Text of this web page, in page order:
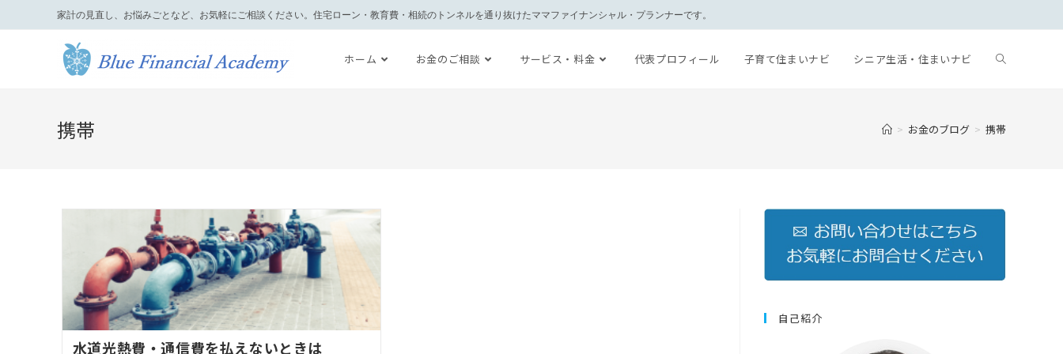
家計の見直し、お悩みごとなど、お気軽にご相談ください。住宅ローン・教育費・相続のトンネルを通り抜けたママファイナンシャル・プランナーです。
ホーム お金のご相談 サービス・料金 代表プロフィール 子育て住まいナビ シニア生活・住まいナビ
携帯 > お金のブログ > 携帯
水道光熱費・通信費を払えないときは
自己紹介